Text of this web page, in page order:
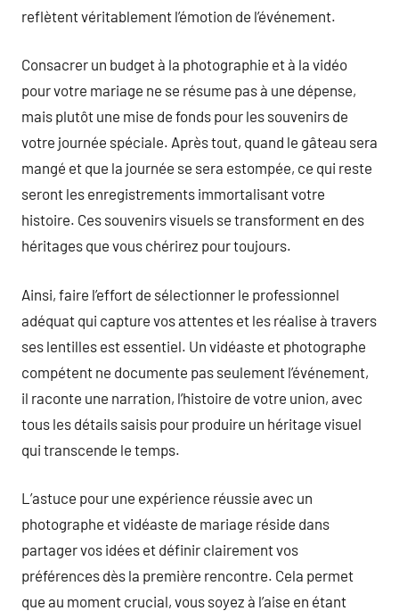
reflètent véritablement l’émotion de l’événement.
Consacrer un budget à la photographie et à la vidéo
pour votre mariage ne se résume pas à une dépense,
mais plutôt une mise de fonds pour les souvenirs de
votre journée spéciale. Après tout, quand le gâteau sera
mangé et que la journée se sera estompée, ce qui reste
seront les enregistrements immortalisant votre
histoire. Ces souvenirs visuels se transforment en des
héritages que vous chérirez pour toujours.
Ainsi, faire l’effort de sélectionner le professionnel
adéquat qui capture vos attentes et les réalise à travers
ses lentilles est essentiel. Un vidéaste et photographe
compétent ne documente pas seulement l’événement,
il raconte une narration, l’histoire de votre union, avec
tous les détails saisis pour produire un héritage visuel
qui transcende le temps.
L’astuce pour une expérience réussie avec un
photographe et vidéaste de mariage réside dans
partager vos idées et définir clairement vos
préférences dès la première rencontre. Cela permet
que au moment crucial, vous soyez à l’aise en étant